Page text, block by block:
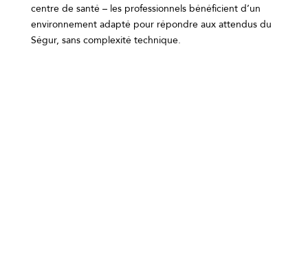
centre de santé – les professionnels bénéficient d’un
environnement adapté pour répondre aux attendus du
Ségur, sans complexité technique.